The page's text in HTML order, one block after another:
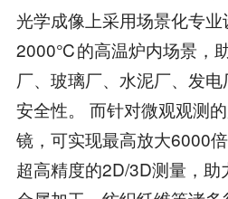
光学成像上采用场景化专
2000℃的高温炉内场景，
厂、玻璃厂、水泥厂、发
安全性。 而针对微观观测
镜，可实现最高放大6000
超高精度的2D/3D测量，助